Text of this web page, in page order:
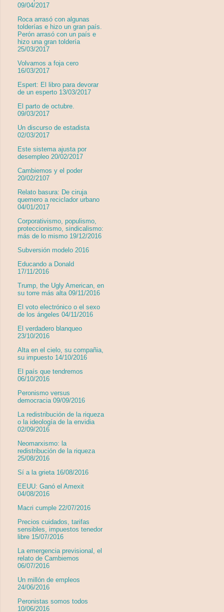
09/04/2017
Roca arrasó con algunas
tolderías e hizo un gran país.
Perón arrasó con un país e
hizo una gran toldería
25/03/2017
Volvamos a foja cero
16/03/2017
Espert: El libro para devorar
de un esperto 13/03/2017
El parto de octubre.
09/03/2017
Un discurso de estadista
02/03/2017
Este sistema ajusta por
desempleo 20/02/2017
Cambiemos y el poder
20/02/2107
Relato basura: De ciruja
quemero a reciclador urbano
04/01/2017
Corporativismo, populismo,
proteccionismo, sindicalismo:
más de lo mismo 19/12/2016
Subversión modelo 2016
Educando a Donald
17/11/2016
Trump, the Ugly American, en
su torre más alta 09/11/2016
El voto electrónico o el sexo
de los ángeles 04/11/2016
El verdadero blanqueo
23/10/2016
Alta en el cielo, su compañia,
su impuesto 14/10/2016
El país que tendremos
06/10/2016
Peronismo versus
democracia 09/09/2016
La redistribución de la riqueza
o la ideología de la envidia
02/09/2016
Neomarxismo: la
redistribución de la riqueza
25/08/2016
Sí a la grieta 16/08/2016
EEUU: Ganó el Amexit
04/08/2016
Macri cumple 22/07/2016
Precios cuidados, tarifas
sensibles, impuestos tenedor
libre 15/07/2016
La emergencia previsional, el
relato de Cambiemos
06/07/2016
Un millón de empleos
24/06/2016
Peronistas somos todos
10/06/2016